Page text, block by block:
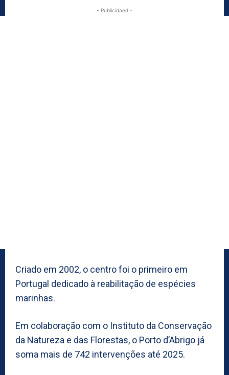
- Publicidaed -
Criado em 2002, o centro foi o primeiro em
Portugal dedicado à reabilitação de espécies
marinhas.
Em colaboração com o Instituto da Conservação
da Natureza e das Florestas, o Porto d’Abrigo já
soma mais de 742 intervenções até 2025.